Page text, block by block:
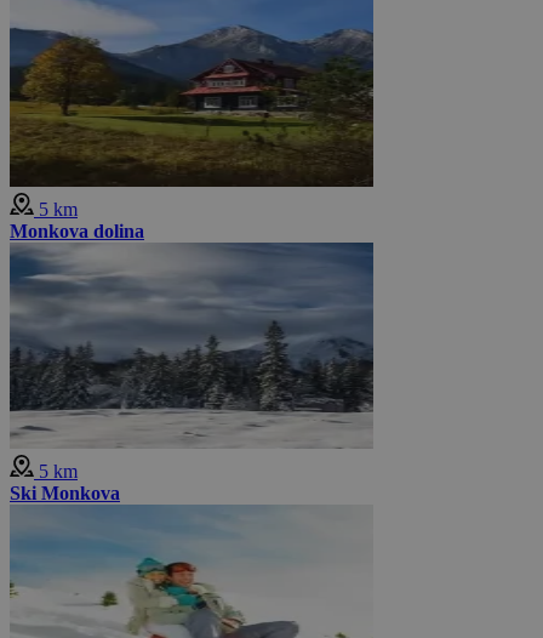
5 km
Monkova dolina
5 km
Ski Monkova